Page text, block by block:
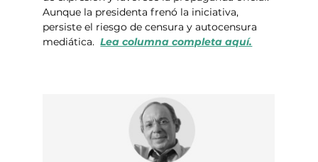
Aunque la presidenta frenó la iniciativa,
persiste el riesgo de censura y autocensura
mediática. Lea columna completa aquí.